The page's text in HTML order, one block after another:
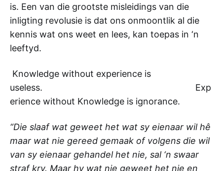
is. Een van die grootste misleidings van die
inligting revolusie is dat ons onmoontlik al die
kennis wat ons weet en lees, kan toepas in ‘n
leeftyd.
Knowledge without experience is
useless. Exp
erience without Knowledge is ignorance.
“Die slaaf wat geweet het wat sy eienaar wil hê
maar wat nie gereed gemaak of volgens die wil
van sy eienaar gehandel het nie, sal ‘n swaar
straf kry. Maar hy wat nie geweet het nie en